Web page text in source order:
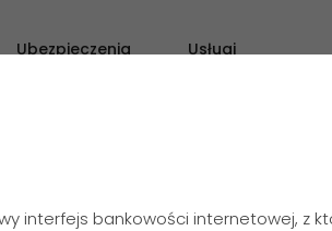
Ubezpieczenia Usługi
interfejs bankowości internetowej, z